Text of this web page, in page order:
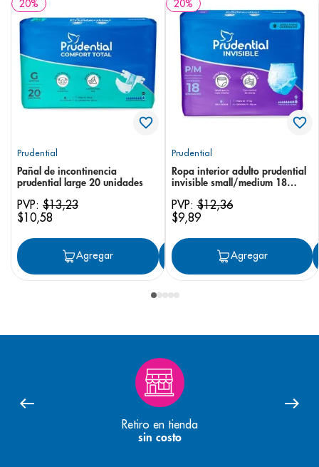
20%
Prudential
Pañal de incontinencia
prudential large 20 unidades
PVP: $13,23
$10,58
Agregar Agregar
20%
Prudential
Ropa interior adulto prudential
invisible small/medium 18
PVP:$12,36
$9,89
Agregar
Retiro en tienda
sin costo